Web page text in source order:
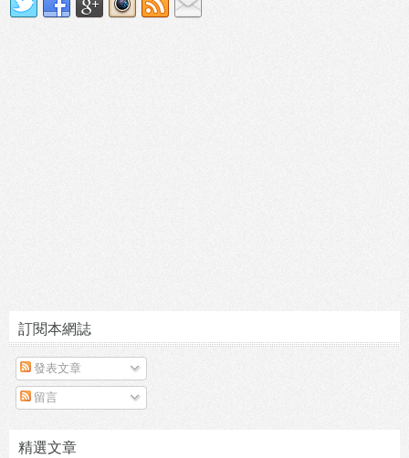
訂閱本網誌
發表文章
留言
精選文章